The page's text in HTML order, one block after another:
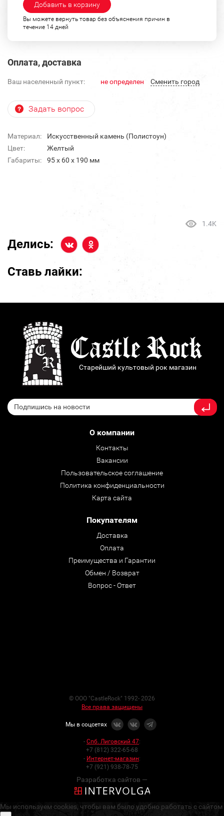
Добавить в корзину
Вы можете вернуть товар без объяснения причин в
течение 14 дней
Оплата, доставка
Ваш населенный пункт: не определен Cменить город
Задать вопрос
Материал:
Искусственный камень (Полистоун)
Цвет:
Желтый
Габариты:
95 х 60 х 190 мм
1.4K
Делись:
Ставь лайки:
Старейший культовый рок магазин
О компании
Контакты
Вакансии
Пользовательское соглашение
Политика конфиденциальности
Карта сайта
Покупателям
Доставка
Оплата
Преимущества и Гарантии
Обмен / Возврат
Вопрос - Ответ
© ООО "CastleRock" 1992- 2026
Все права защищены
Мы в соцсетях
- Спб. Лиговский 47:
+7 (812) 322-65-68
- Интернет-магазин:
+7 (921) 938-78-75
Разработка сайтов —
Мы используем cookies, чтобы вам было удобно работать с сайтом